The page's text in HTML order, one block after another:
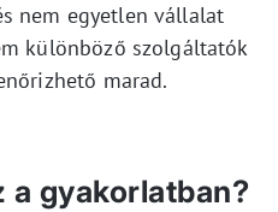
nem egyetlen vállalat
különböző szolgáltatók
marad.
a gyakorlatban?